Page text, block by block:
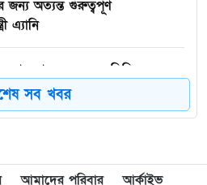
জন্য অত্যন্ত গুরুত্বপূর্ণ
এ্যানি
মাদক সেবনের ভিডিও
অব্যাহতিসব খবর
আমাদের পরিবার
আর্কাইভ